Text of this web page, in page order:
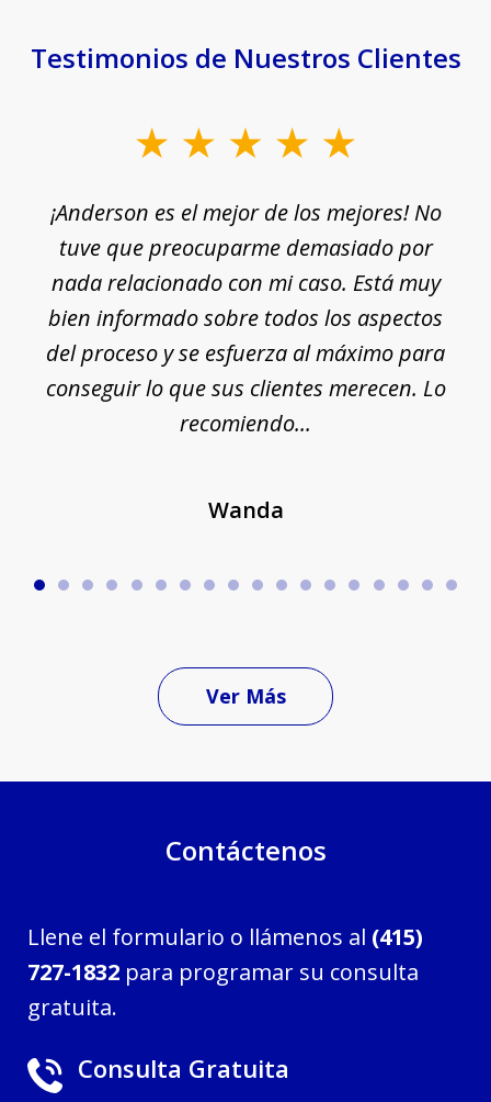
Testimonios de Nuestros Clientes
¡Anderson es el mejor de los mejores! No
tuve que preocuparme demasiado por
nada relacionado con mi caso. Está muy
bien informado sobre todos los aspectos
del proceso y se esfuerza al máximo para
conseguir lo que sus clientes merecen. Lo
recomiendo...
Wanda
Ver Más
Contáctenos
Llene el formulario o llámenos al (415)
727-1832 para programar su consulta
gratuita.
Consulta Gratuita